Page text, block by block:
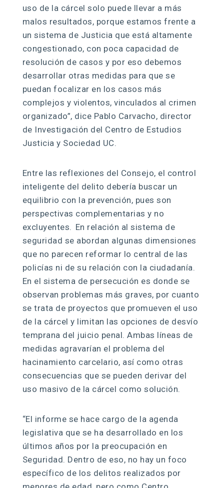
uso de la cárcel solo puede llevar a más
malos resultados, porque estamos frente a
un sistema de Justicia que está altamente
congestionado, con poca capacidad de
resolución de casos y por eso debemos
desarrollar otras medidas para que se
puedan focalizar en los casos más
complejos y violentos, vinculados al crimen
organizado”, dice Pablo Carvacho, director
de Investigación del Centro de Estudios
Justicia y Sociedad UC.
Entre las reflexiones del Consejo, el control
inteligente del delito debería buscar un
equilibrio con la prevención, pues son
perspectivas complementarias y no
excluyentes. En relación al sistema de
seguridad se abordan algunas dimensiones
que no parecen reformar lo central de las
policías ni de su relación con la ciudadanía.
En el sistema de persecución es donde se
observan problemas más graves, por cuanto
se trata de proyectos que promueven el uso
de la cárcel y limitan las opciones de desvío
temprana del juicio penal. Ambas líneas de
medidas agravarían el problema del
hacinamiento carcelario, así como otras
consecuencias que se pueden derivar del
uso masivo de la cárcel como solución.
“El informe se hace cargo de la agenda
legislativa que se ha desarrollado en los
últimos años por la preocupación en
Seguridad. Dentro de eso, no hay un foco
específico de los delitos realizados por